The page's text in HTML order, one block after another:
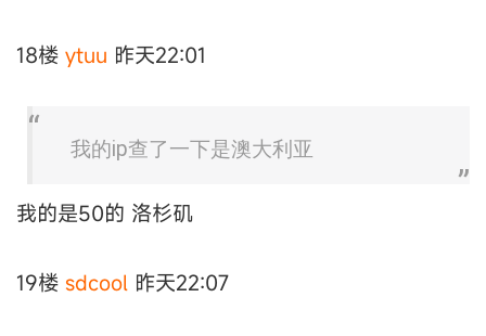
18楼 ytuu 昨天22:01
我的ip查了一下是澳大利亚
我的是50的 洛杉矶
19楼 sdcool 昨天22:07